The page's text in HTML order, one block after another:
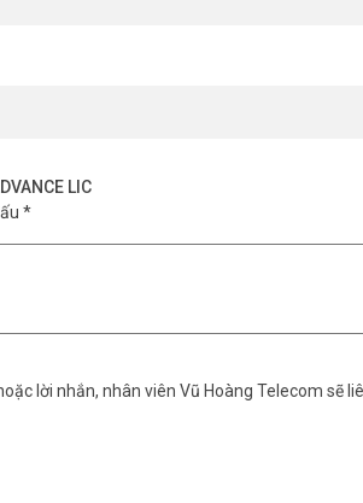
LIC
*
lời nhắn, nhân viên Vũ Hoàng Telecom sẽ